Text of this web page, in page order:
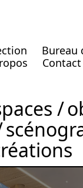
Bureau
Contact